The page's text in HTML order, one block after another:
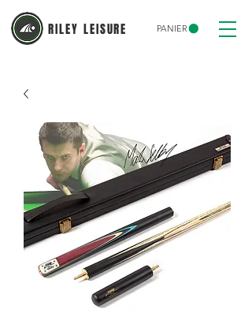
PANIER
RILEY LEISURE